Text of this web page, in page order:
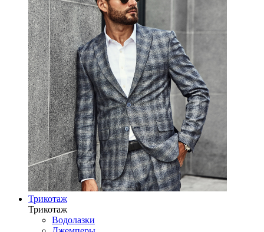
Трикотаж
Трикотаж
Водолазки